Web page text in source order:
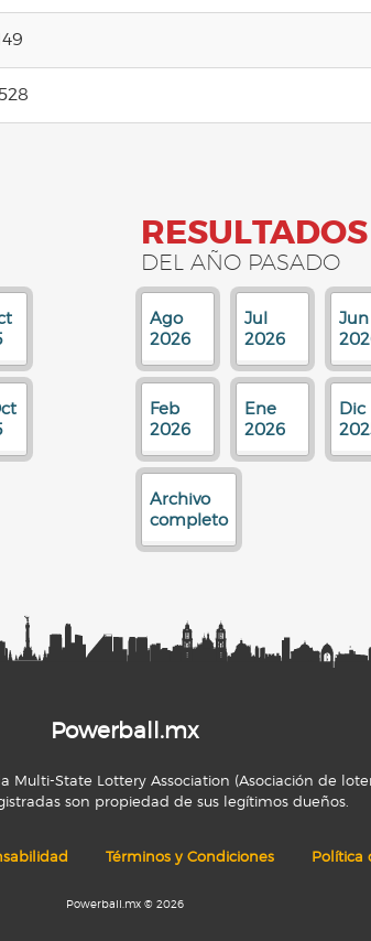
DEL AÑO PASADO
Ago
2026
Jul
2026
Jun
Feb
2026
Ene
2026
Dic
Archivo
completo
Powerball.mx
State Lottery Association (Asociación de
son propiedad de sus legítimos dueños.
Términos y Condiciones Política
Powerball.mx © 2026